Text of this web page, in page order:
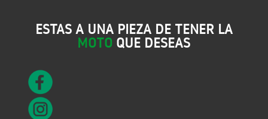
ESTAS A UNA PIEZA DE TENER LA
MOTO QUE DESEAS